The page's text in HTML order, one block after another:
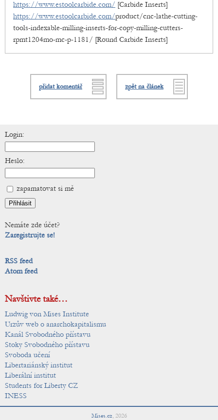
https://www.estoolcarbide.com/ [Carbide Inserts]
https://www.estoolcarbide.com/product/cnc-lathe-cutting-
tools-indexable-milling-inserts-for-copy-milling-cutters-
rpmt1204mo-mc-p-1181/ [Round Carbide Inserts]
přidat komentář zpět na článek
Login:
Heslo:
zapamatovat si mě
Nemáte zde účet?
Zaregistrujte se!
RSS feed
Atom feed
Navštivte také…
Ludwig von Mises Institute
Urzův web o anarchokapitalismu
Kanál Svobodného přístavu
Stoky Svobodného přístavu
Svoboda učení
Libertariánský institut
Liberální institut
Students for Liberty CZ
INESS
Mises.cz, 2026